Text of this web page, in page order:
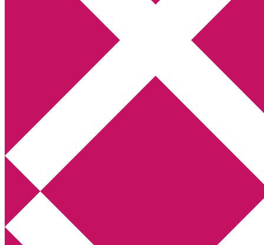
Annikas litteratur- och kulturblogg
Deckare, kriminalromaner, thrillers